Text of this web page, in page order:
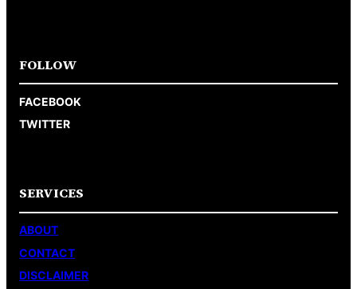
FOLLOW
FACEBOOK
TWITTER
SERVICES
ABOUT
CONTACT
DISCLAIMER